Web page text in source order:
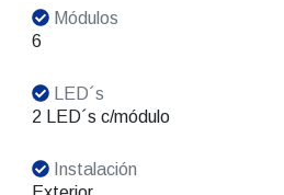
Módulos
6
LED´s
2 LED´s c/módulo
Instalación